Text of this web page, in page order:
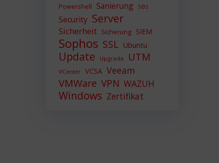
Powershell Sanierung SBS
Security Server
Sicherheit Sicherung SIEM
Sophos SSL Ubuntu
Update Upgrade UTM
VCenter VCSA Veeam
VMWare VPN WAZUH
Windows Zertifikat